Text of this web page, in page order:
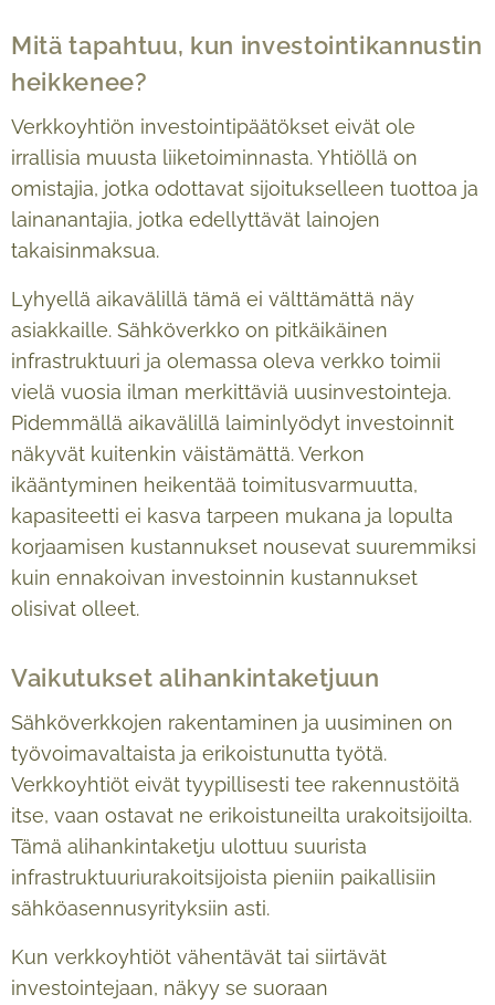
Mitä tapahtuu, kun investointikannustin
heikkenee?
Verkkoyhtiön investointipäätökset eivät ole
irrallisia muusta liiketoiminnasta. Yhtiöllä on
omistajia, jotka odottavat sijoitukselleen tuottoa ja
lainanantajia, jotka edellyttävät lainojen
takaisinmaksua.
Lyhyellä aikavälillä tämä ei välttämättä näy
asiakkaille. Sähköverkko on pitkäikäinen
infrastruktuuri ja olemassa oleva verkko toimii
vielä vuosia ilman merkittäviä uusinvestointeja.
Pidemmällä aikavälillä laiminlyödyt investoinnit
näkyvät kuitenkin väistämättä. Verkon
ikääntyminen heikentää toimitusvarmuutta,
kapasiteetti ei kasva tarpeen mukana ja lopulta
korjaamisen kustannukset nousevat suuremmiksi
kuin ennakoivan investoinnin kustannukset
olisivat olleet.
Vaikutukset alihankintaketjuun
Sähköverkkojen rakentaminen ja uusiminen on
työvoimavaltaista ja erikoistunutta työtä.
Verkkoyhtiöt eivät tyypillisesti tee rakennustöitä
itse, vaan ostavat ne erikoistuneilta urakoitsijoilta.
Tämä alihankintaketju ulottuu suurista
infrastruktuuriurakoitsijoista pieniin paikallisiin
sähköasennusyrityksiin asti.
Kun verkkoyhtiöt vähentävät tai siirtävät
investointejaan, näkyy se suoraan